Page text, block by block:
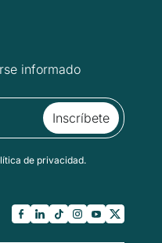
informado
de privacidad.